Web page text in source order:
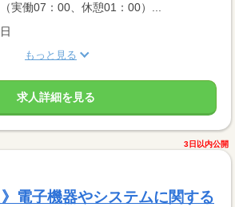
実働07：00、休憩01：00）...
もっと見る
求人詳細を見る
3日以内公開
》電子機器やシステムに関する